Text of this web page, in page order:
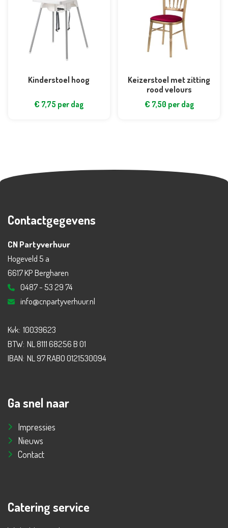
Kinderstoel hoog
€ 7,75 per dag
Keizerstoel met zitting
rood velours
€ 7,50 per dag
Contactgegevens
CN Partyverhuur
Hogeveld 5 a
6617 KP Bergharen
0487 - 53 29 74
info@cnpartyverhuur.nl
Kvk: 10039623
BTW: NL 8111 68256 B 01
IBAN: NL 97 RABO 0121530094
Ga snel naar
Impressies
Nieuws
Contact
Catering service